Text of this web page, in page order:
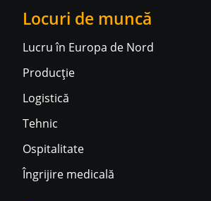
Locuri de muncă
Lucru în Europa de Nord
Producție
Logistică
Tehnic
Ospitalitate
Îngrijire medicală